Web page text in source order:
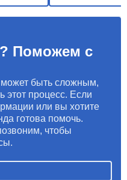
Поможем с
быть сложным,
этот процесс. Если
или вы хотите
готова помочь.
чтобы